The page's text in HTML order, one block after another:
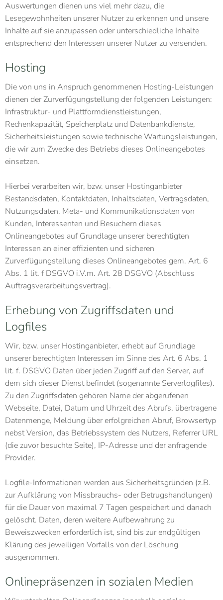
Auswertungen dienen uns viel mehr dazu, die
Lesegewohnheiten unserer Nutzer zu erkennen und unsere
Inhalte auf sie anzupassen oder unterschiedliche Inhalte
entsprechend den Interessen unserer Nutzer zu versenden.
Hosting
Die von uns in Anspruch genommenen Hosting-Leistungen
dienen der Zurverfügungstellung der folgenden Leistungen:
Infrastruktur- und Plattformdienstleistungen,
Rechenkapazität, Speicherplatz und Datenbankdienste,
Sicherheitsleistungen sowie technische Wartungsleistungen,
die wir zum Zwecke des Betriebs dieses Onlineangebotes
einsetzen.
Hierbei verarbeiten wir, bzw. unser Hostinganbieter
Bestandsdaten, Kontaktdaten, Inhaltsdaten, Vertragsdaten,
Nutzungsdaten, Meta- und Kommunikationsdaten von
Kunden, Interessenten und Besuchern dieses
Onlineangebotes auf Grundlage unserer berechtigten
Interessen an einer effizienten und sicheren
Zurverfügungstellung dieses Onlineangebotes gem. Art. 6
Abs. 1 lit. f DSGVO i.V.m. Art. 28 DSGVO (Abschluss
Auftragsverarbeitungsvertrag).
Erhebung von Zugriffsdaten und
Logfiles
Wir, bzw. unser Hostinganbieter, erhebt auf Grundlage
unserer berechtigten Interessen im Sinne des Art. 6 Abs. 1
lit. f. DSGVO Daten über jeden Zugriff auf den Server, auf
dem sich dieser Dienst befindet (sogenannte Serverlogfiles).
Zu den Zugriffsdaten gehören Name der abgerufenen
Webseite, Datei, Datum und Uhrzeit des Abrufs, übertragene
Datenmenge, Meldung über erfolgreichen Abruf, Browsertyp
nebst Version, das Betriebssystem des Nutzers, Referrer URL
(die zuvor besuchte Seite), IP-Adresse und der anfragende
Provider.
Logfile-Informationen werden aus Sicherheitsgründen (z.B.
zur Aufklärung von Missbrauchs- oder Betrugshandlungen)
für die Dauer von maximal 7 Tagen gespeichert und danach
gelöscht. Daten, deren weitere Aufbewahrung zu
Beweiszwecken erforderlich ist, sind bis zur endgültigen
Klärung des jeweiligen Vorfalls von der Löschung
ausgenommen.
Onlinepräsenzen in sozialen Medien